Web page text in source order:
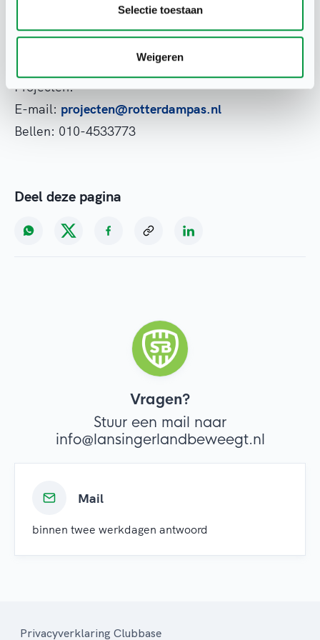
Selectie toestaan
Weigeren
adverteren? Neem vrijblijvend contact op met de
afdeling Marketing en Communicatie, Partners &
Projecten.
E-mail: projecten@rotterdampas.nl
Bellen: 010-4533773
Deel deze pagina
Vragen?
Stuur een mail naar
info@lansingerlandbeweegt.nl
Mail
binnen twee werkdagen antwoord
Privacyverklaring Clubbase